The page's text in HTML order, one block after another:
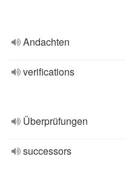
Andachten
verifications
Überprüfungen
successors